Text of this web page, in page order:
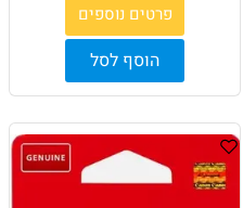
פרטים נוספים
הוסף לסל